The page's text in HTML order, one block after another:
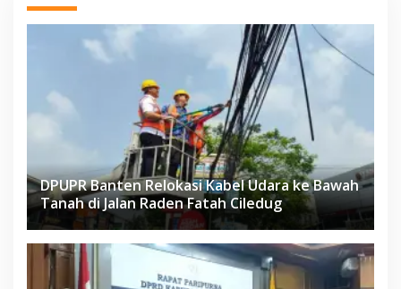
DPUPR Banten Relokasi Kabel Udara ke Bawah
Tanah di Jalan Raden Fatah Ciledug